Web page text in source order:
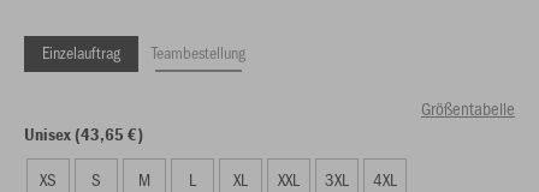
Einzelauftrag Teambestellung
Größentabelle
Unisex (43,65 €)
XS S M L XL XXL 3XL 4XL